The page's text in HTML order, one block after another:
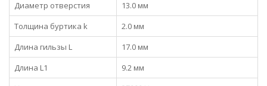
Диаметр отверстия
13.0 мм
Толщина буртика k
2.0 мм
Длина гильзы L
17.0 мм
Длина L1
9.2 мм